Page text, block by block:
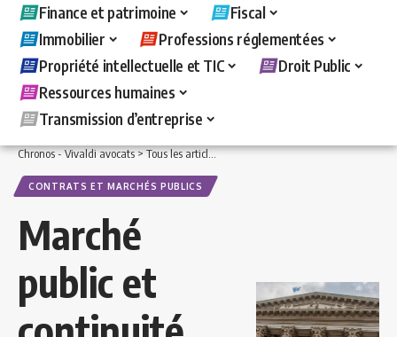
Finance et patrimoine
Fiscal
Immobilier
Professions réglementées
Propriété intellectuelle et TIC
Droit Public
Ressources humaines
Transmission d’entreprise
Chronos - Vivaldi avocats>Tous les articles >Droit Public>Contrats et marchés
CONTRATS ET MARCHÉS PUBLICS
Marché
public et